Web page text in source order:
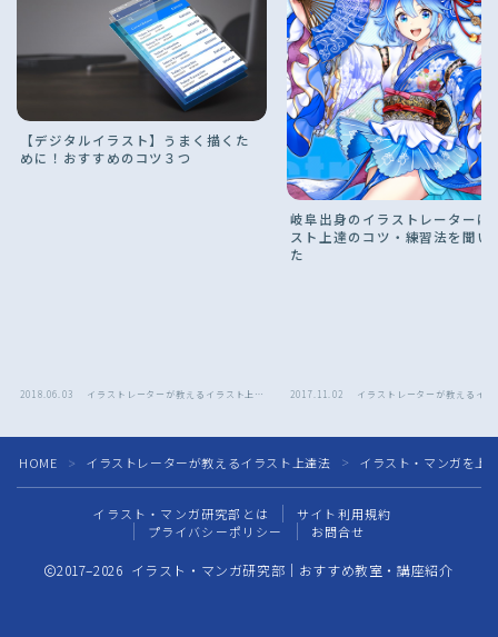
【デジタルイラスト】うまく描くた
めに！おすすめのコツ３つ
2018.06.03
イラストレーターが教えるイラスト上達
岐阜出身のイラストレーターに
スト上達のコツ・練習法を聞い
た
2017.11.02
イラストレーターが教えるイラ
HOME ＞ イラストレーターが教えるイラスト上達法 ＞ イラスト・マンガを上
イラスト・マンガ研究部とは
サイト利用規約
プライバシーポリシー
お問合せ
2017–2026 イラスト・マンガ研究部｜おすすめ教室・講座紹介